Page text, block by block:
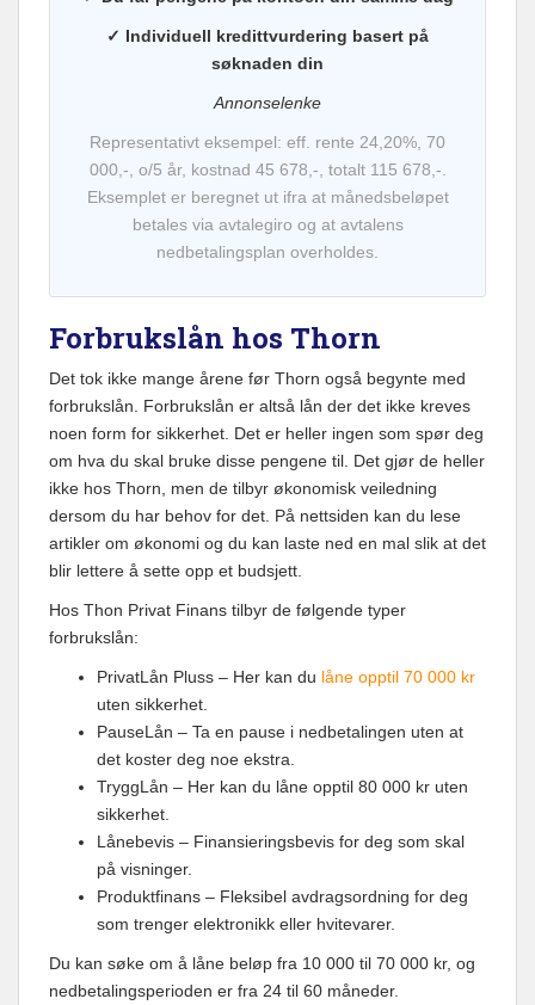
✓ Individuell kredittvurdering basert på
søknaden din
Annonselenke
Representativt eksempel: eff. rente 24,20%, 70
000,-, o/5 år, kostnad 45 678,-, totalt 115 678,-.
Eksemplet er beregnet ut ifra at månedsbeløpet
betales via avtalegiro og at avtalens
nedbetalingsplan overholdes.
Forbrukslån hos Thorn
Det tok ikke mange årene før Thorn også begynte med
forbrukslån. Forbrukslån er altså lån der det ikke kreves
noen form for sikkerhet. Det er heller ingen som spør deg
om hva du skal bruke disse pengene til. Det gjør de heller
ikke hos Thorn, men de tilbyr økonomisk veiledning
dersom du har behov for det. På nettsiden kan du lese
artikler om økonomi og du kan laste ned en mal slik at det
blir lettere å sette opp et budsjett.
Hos Thon Privat Finans tilbyr de følgende typer
forbrukslån:
PrivatLån Pluss – Her kan du låne opptil 70 000 kr
uten sikkerhet.
PauseLån – Ta en pause i nedbetalingen uten at
det koster deg noe ekstra.
TryggLån – Her kan du låne opptil 80 000 kr uten
sikkerhet.
Lånebevis – Finansieringsbevis for deg som skal
på visninger.
Produktfinans – Fleksibel avdragsordning for deg
som trenger elektronikk eller hvitevarer.
Du kan søke om å låne beløp fra 10 000 til 70 000 kr, og
nedbetalingsperioden er fra 24 til 60 måneder.